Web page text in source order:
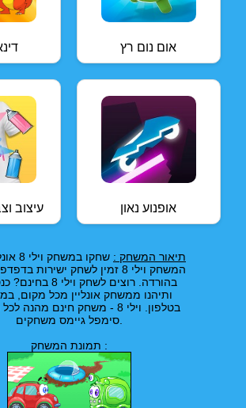
אום נום רץ
עיצוב אופנוע נאון
תיאור המשחק :
שחקו
המשחק וילי 8 זמין לשחק ישירות
בהורדה. רוצים לשחק
ותיהנו ממשחק אונליין מכל מקום,
בטלפון. וילי 8 - משחק חינם מהנה
סימפל גיימס משחקים.
תמונת המשחק :